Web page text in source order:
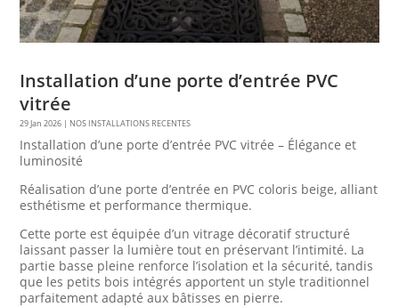
Installation d’une porte d’entrée PVC
vitrée
29 Jan 2026 | NOS INSTALLATIONS RECENTES
Installation d’une porte d’entrée PVC vitrée – Élégance et
luminosité
Réalisation d’une porte d’entrée en PVC coloris beige, alliant
esthétisme et performance thermique.
Cette porte est équipée d’un vitrage décoratif structuré
laissant passer la lumière tout en préservant l’intimité. La
partie basse pleine renforce l’isolation et la sécurité, tandis
que les petits bois intégrés apportent un style traditionnel
parfaitement adapté aux bâtisses en pierre.